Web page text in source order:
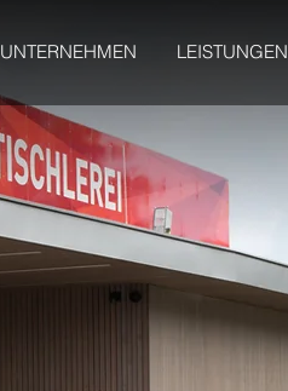
UNTERNEHMEN LEISTUNGEN